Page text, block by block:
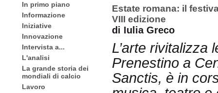
In primo piano
Informazione
Iniziative
Innovazione
Intervista a...
L'analisi
La grande storia dei
mondiali di calcio
Lavoro
Estate romana: il
VIII edizione
di Iulia Greco
L’arte rivitalizza
Prenestino a
Sanctis, è in